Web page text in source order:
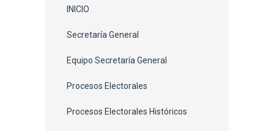
INICIO
Secretaría General
Equipo Secretaría General
Procesos Electorales
Procesos Electorales Históricos